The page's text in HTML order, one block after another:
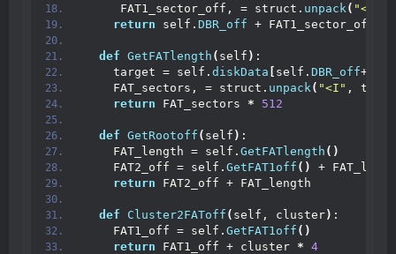
     FAT1_sector_off, = struct.
unpack ( "<H"
return self. DBR_off + FAT1_sector_off
def GetFATlength ( self ) :
    target = self.
diskData self. DBR_off+
    FAT_sectors, = struct.
unpack ( "<I" ,
return FAT_sectors * 512
def GetRootoff ( self )
    FAT_length = self.
GetFATlength ()
    FAT2_off = self.
GetFAT1off () +
return FAT2_off +
def Cluster2FAToff ( self, cluster)
    FAT1_off = self.
GetFAT1off ()
return FAT1_off + cluster * 4